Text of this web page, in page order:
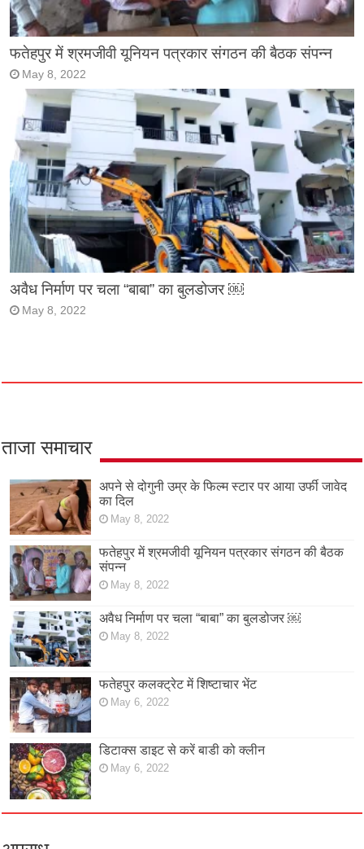
फतेहपुर में श्रमजीवी यूनियन पत्रकार संगठन की बैठक संपन्न
May 8, 2022
अवैध निर्माण पर चला “बाबा” का बुलडोजर ￼
May 8, 2022
ताजा समाचार
अपने से दोगुनी उम्र के फिल्म स्टार पर आया उर्फी जावेद
का दिल
May 8, 2022
फतेहपुर में श्रमजीवी यूनियन पत्रकार संगठन की बैठक
संपन्न
May 8, 2022
अवैध निर्माण पर चला “बाबा” का बुलडोजर ￼
May 8, 2022
फतेहपुर कलक्ट्रेट में शिष्टाचार भेंट
May 6, 2022
डिटाक्स डाइट से करें बाडी को क्लीन
May 6, 2022